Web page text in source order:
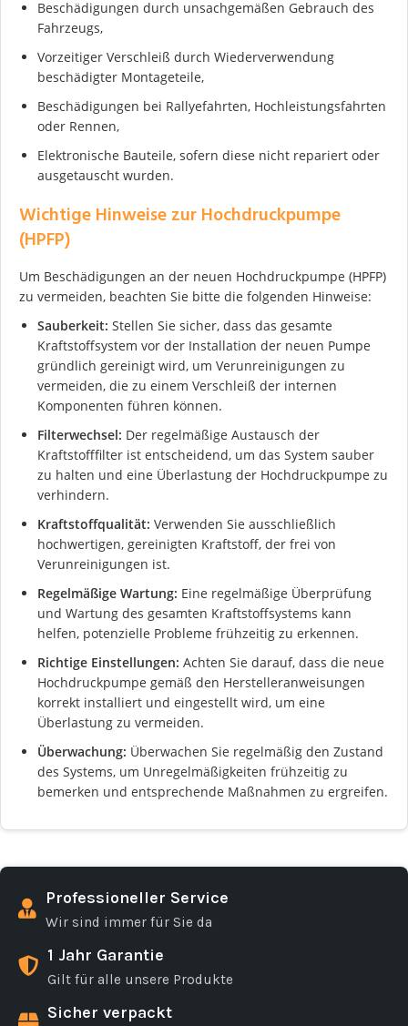
Beschädigungen durch unsachgemäßen Gebrauch des
Fahrzeugs,
Vorzeitiger Verschleiß durch Wiederverwendung
beschädigter Montageteile,
Beschädigungen bei Rallyefahrten, Hochleistungsfahrten
oder Rennen,
Elektronische Bauteile, sofern diese nicht repariert oder
ausgetauscht wurden.
Wichtige Hinweise zur Hochdruckpumpe
(HPFP)
Um Beschädigungen an der neuen Hochdruckpumpe (HPFP)
zu vermeiden, beachten Sie bitte die folgenden Hinweise:
Sauberkeit: Stellen Sie sicher, dass das gesamte
Kraftstoffsystem vor der Installation der neuen Pumpe
gründlich gereinigt wird, um Verunreinigungen zu
vermeiden, die zu einem Verschleiß der internen
Komponenten führen können.
Filterwechsel: Der regelmäßige Austausch der
Kraftstofffilter ist entscheidend, um das System sauber
zu halten und eine Überlastung der Hochdruckpumpe zu
verhindern.
Kraftstoffqualität: Verwenden Sie ausschließlich
hochwertigen, gereinigten Kraftstoff, der frei von
Verunreinigungen ist.
Regelmäßige Wartung: Eine regelmäßige Überprüfung
und Wartung des gesamten Kraftstoffsystems kann
helfen, potenzielle Probleme frühzeitig zu erkennen.
Richtige Einstellungen: Achten Sie darauf, dass die neue
Hochdruckpumpe gemäß den Herstelleranweisungen
korrekt installiert und eingestellt wird, um eine
Überlastung zu vermeiden.
Überwachung: Überwachen Sie regelmäßig den Zustand
des Systems, um Unregelmäßigkeiten frühzeitig zu
bemerken und entsprechende Maßnahmen zu ergreifen.
Professioneller Service
Wir sind immer für Sie da
1 Jahr Garantie
Gilt für alle unsere Produkte
Sicher verpackt
Ich stimme der DSGVO zu